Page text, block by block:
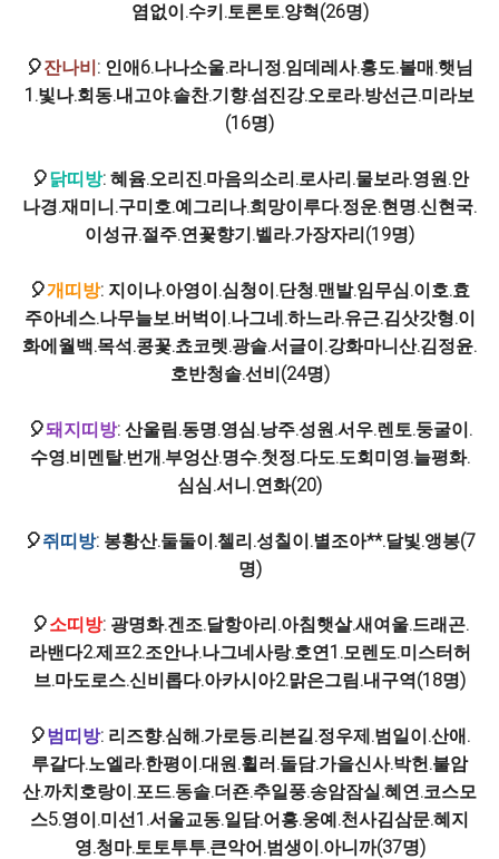
염없이.수키.토론토.양혁(26명)
🎈잔나비: 인애6.나나소울.라니정.임데레사.홍도.볼매.햇님
1.빛나.회동.내고야.솔찬.기향.섬진강.오로라.방선근.미라보
(16명)
🎈닭띠방: 혜윰.오리진.마음의소리.로사리.물보라.영원.안
나경.재미니.구미호.예그리나.희망이루다.정운.현명.신현국.
이성규.절주.연꽃향기.벨라.가장자리(19명)
🎈개띠방: 지이나.아영이.심청이.단청.맨발.임무심.이호.효
주아네스.나무늘보.버벅이.나그네.하느라.유근.김삿갓형.이
화에월백.목석.콩꽃.쵸코렛.광솔.서글이.강화마니산.김정윤.
호반청솔.선비(24명)
🎈돼지띠방: 산울림.동명.영심.낭주.성원.서우.렌토.둥굴이.
수영.비멘탈.번개.부엉산.명수.첫정.다도.도회미영.늘평화.
심심.서니.연화(20)
🎈쥐띠방: 봉황산.둘둘이.첼리.성칠이.별조아**.달빛.앵봉(7
명)
🎈소띠방: 광명화.겐조.달항아리.아침햇살.새여울.드래곤.
라밴다2.제프2.조안나.나그네사랑.호연1.모렌도.미스터허
브.마도로스.신비롭다.아카시아2.맑은그림.내구역(18명)
🎈범띠방: 리즈향.심해.가로등.리본길.정우제.범일이.산애.
루갈다.노엘라.한평이.대원.휠러.돌담.가을신사.박헌.불암
산.까치호랑이.포드.동솔.더죤.추일풍.송암잠실.혜연.코스모
스5.영이.미선1.서울교동.일담.어흥.웅예.천사김삼문.혜지
영.청마.토토투투.큰악어.범생이.아니까(37명)